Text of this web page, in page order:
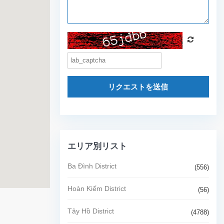
リクエストを送信
エリア別リスト
Ba Đình District (556)
Hoàn Kiếm District (56)
Tây Hồ District (4788)